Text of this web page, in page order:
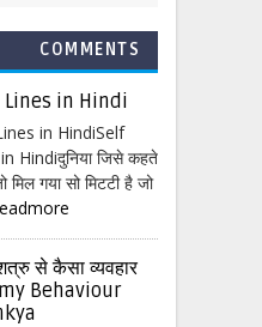
COMMENTS
in Hindi
in HindiSelf
Hindiदुनिया जिसे कहते
मिल गया सो मिटटी है जो
से कैसा व्यवहार
Behaviour